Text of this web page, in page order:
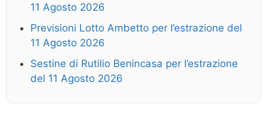
11 Agosto 2026
Previsioni Lotto Ambetto per l’estrazione del
11 Agosto 2026
Sestine di Rutilio Benincasa per l’estrazione
del 11 Agosto 2026